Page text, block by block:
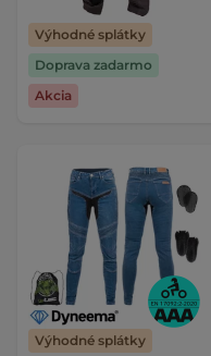
Výhodné splátky
Doprava zadarmo
Akcia
Výhodné splátky